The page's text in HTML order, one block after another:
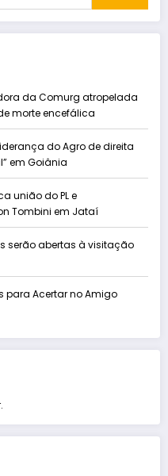
da Comurg atropelada
morte encefálica
do Agro de direita
em Goiânia
união do PL e
Tombini em Jataí
serão abertas à visitação
para Acertar no Amigo